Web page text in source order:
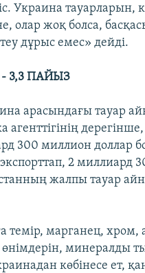
Украина тауарларын,
олар жоқ болса,
дұрыс емес» дейді.
3,3 ПАЙЫЗ
арасындағы тауар
агенттігінің
300 миллион доллар
2 миллиард
жалпы тауар
темір, марганец,
минералды
көбінесе ет,